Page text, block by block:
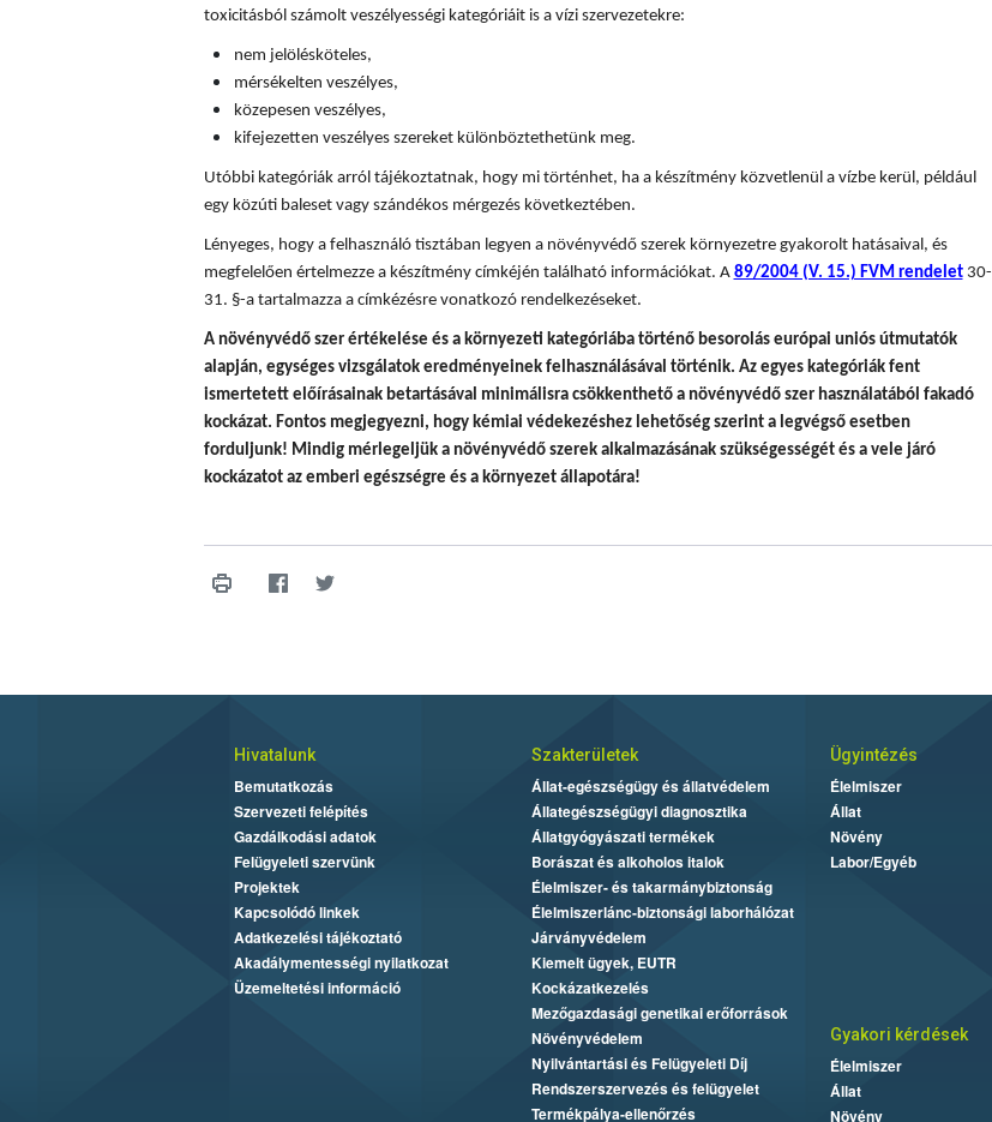
toxicitásból számolt veszélyességi kategóriáit is a vízi szervezetekre:
nem jelölésköteles,
mérsékelten veszélyes,
közepesen veszélyes,
kifejezetten veszélyes szereket különböztethetünk meg.
Utóbbi kategóriák arról tájékoztatnak, hogy mi történhet, ha a készítmény közvetlenül a vízbe kerül, például
egy közúti baleset vagy szándékos mérgezés következtében.
Lényeges, hogy a felhasználó tisztában legyen a növényvédő szerek környezetre gyakorolt hatásaival, és
megfelelően értelmezze a készítmény címkéjén található információkat. A 89/2004 (V. 15.) FVM rendelet30-
31. §-a tartalmazza a címkézésre vonatkozó rendelkezéseket.
A növényvédő szer értékelése és a környezeti kategóriába történő besorolás európai uniós útmutatók
alapján, egységes vizsgálatok eredményeinek felhasználásával történik. Az egyes kategóriák fent
ismertetett előírásainak betartásával minimálisra csökkenthető a növényvédő szer használatából fakadó
kockázat. Fontos megjegyezni, hogykémiai védekezéshez lehetőség szerint a legvégső esetben
forduljunk! Mindig mérlegeljük a növényvédő szerek alkalmazásának szükségességét és a vele járó
kockázatot az emberi egészségre és a környezet állapotára!
Hivatalunk
Bemutatkozás
Szervezeti felépítés
Gazdálkodási adatok
Felügyeleti szervünk
Projektek
Kapcsolódó linkek
Adatkezelési tájékoztató
Akadálymentességi nyilatkozat
Üzemeltetési információ
Szakterületek
Állat-egészségügy és állatvédelem
Állategészségügyi diagnosztika
Állatgyógyászati termékek
Borászat és alkoholos italok
Élelmiszer- és takarmánybiztonság
Élelmiszerlánc-biztonsági laborhálózat
Járványvédelem
Kiemelt ügyek, EUTR
Kockázatkezelés
Mezőgazdasági genetikai erőforrások
Növényvédelem
Nyilvántartási és Felügyeleti Díj
Rendszerszervezés és felügyelet
Termékpálya-ellenőrzés
Ügyintézés
Élelmiszer
Állat
Növény
Labor/Egyéb
Gyakori kérdések
Élelmiszer
Állat
Növény